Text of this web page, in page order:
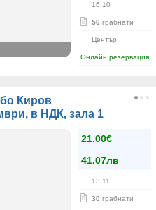
16.10
56 грабнати
Център
Онлайн резервация
Киров
в НДК, зала 1
21.00€
41.07лв
13.11
30 грабнати